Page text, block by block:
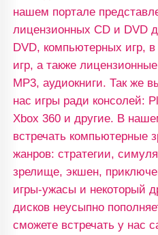
нашем портале
лицензионных CD и DVD
DVD, компьютерных игр,
игр, а также
MP3, аудиокниги. Так же
нас игры ради консолей:
Xbox 360 и другие. В
встречать компьютерные
жанров: стратегии,
зрелище, экшен,
игры-ужасы и некоторый
дисков неусыпно
сможете встречать у нас